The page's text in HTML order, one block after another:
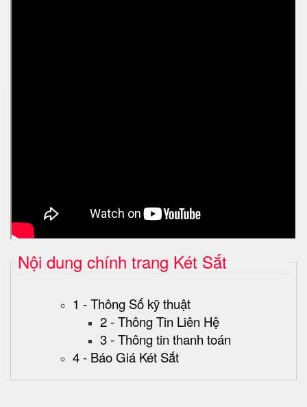
Nội dung chính trang Két Sắt
1 - Thông Số kỹ thuật
2 - Thông Tin Liên Hệ
3 - Thông tin thanh toán
4 - Báo Giá Két Sắt